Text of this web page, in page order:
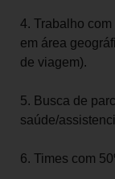
4. Trabalho
em área
de viagem).
5. Busca de
saúde/
6. Times com